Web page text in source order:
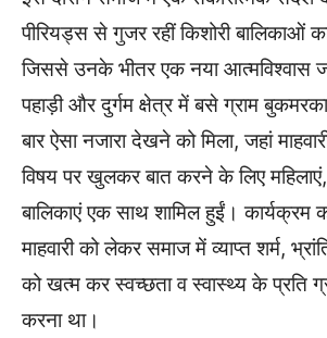
पीरियड्स से गुजर रहीं किशोरी बालिकाओं
जिससे उनके भीतर एक नया आत्मविश्वास
पहाड़ी और दुर्गम क्षेत्र में बसे ग्राम
बार ऐसा नजारा देखने को मिला, जहां
विषय पर खुलकर बात करने के लिए
बालिकाएं एक साथ शामिल हुईं। कार्यक्रम
माहवारी को लेकर समाज में व्याप्त शर्म,
को खत्म कर स्वच्छता व स्वास्थ्य के प्रति
करना था।